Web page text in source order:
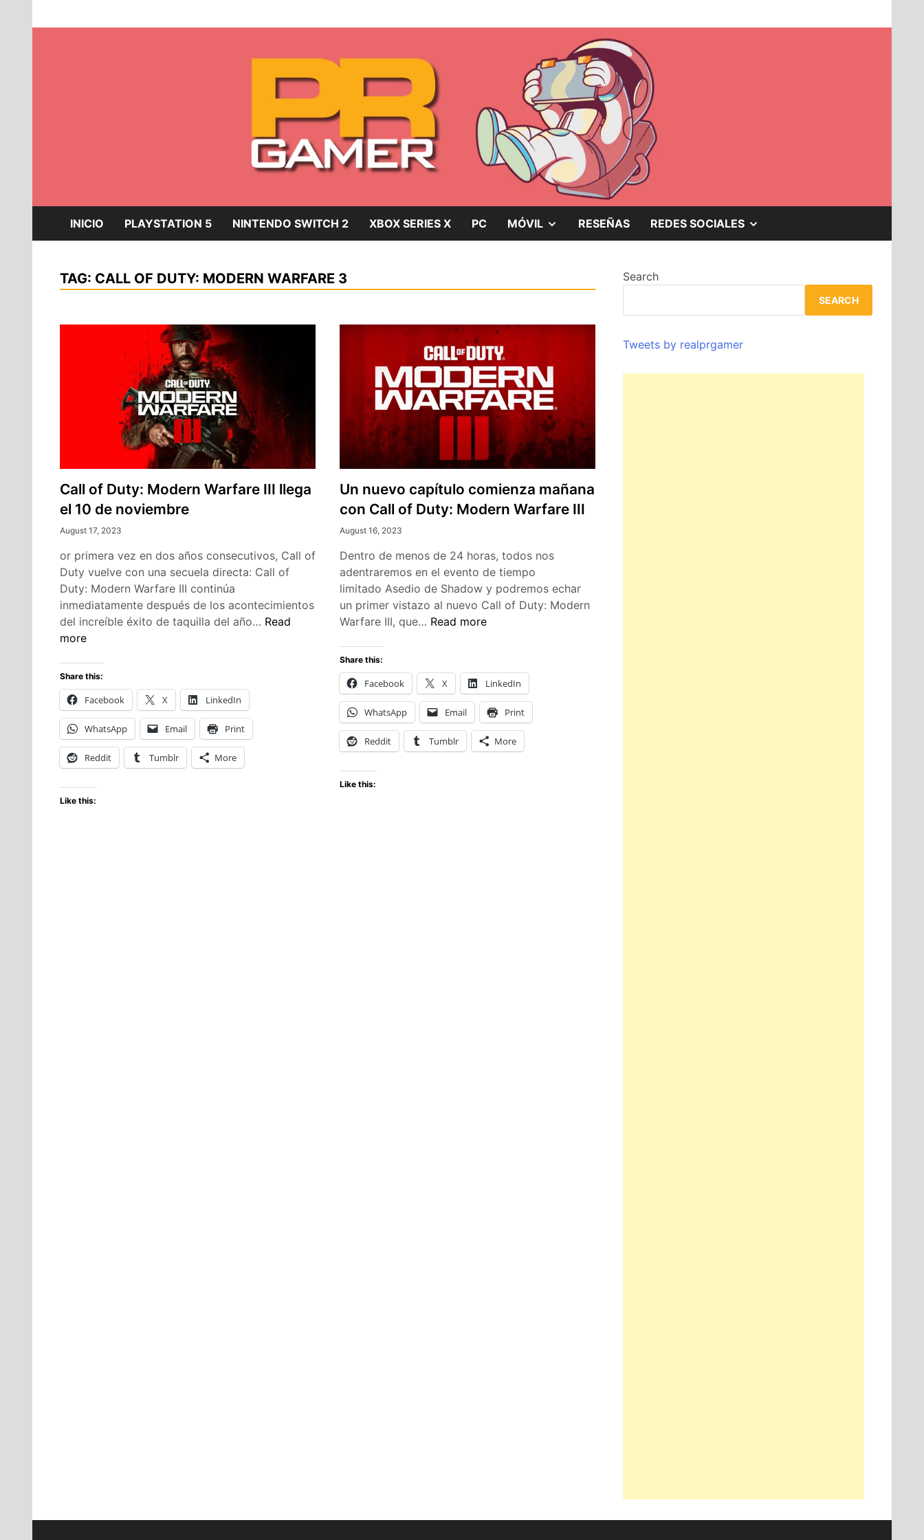
to
PR-Gamer
INICIO PLAYSTATION 5 NINTENDO SWITCH 2 XBOX SERIES X PC MÓVIL SHOW
MENU
RESEÑAS REDES SOCIALES
TAG: CALL OF DUTY: MODERN WARFARE 3
Call of Duty: Modern Warfare III llega
el 10 de noviembre
August 17, 2023
or primera vez en dos años consecutivos, Call of
Duty vuelve con una secuela directa: Call of
Duty: Modern Warfare III continúa
inmediatamente después de los acontecimientos
del increíble éxito de taquilla del año… Call
Read
more
Share this:
Facebook X LinkedIn
WhatsApp Email Print
Reddit Tumblr More
Like this:
Un nuevo capítulo comienza mañana
con Call of Duty: Modern Warfare III
August 16, 2023
Dentro de menos de 24 horas, todos nos
adentraremos en el evento de tiempo
limitado Asedio de Shadow y podremos echar
un primer vistazo al nuevo Call of Duty: Modern
Warfare III, que… Un
comienza
mañana
con
Call
of
Duty:
Read more
Share this:
Facebook X LinkedIn
WhatsApp Email Print
Reddit Tumblr More
Like this:
Search
SEARCH
Tweets by realprgamer